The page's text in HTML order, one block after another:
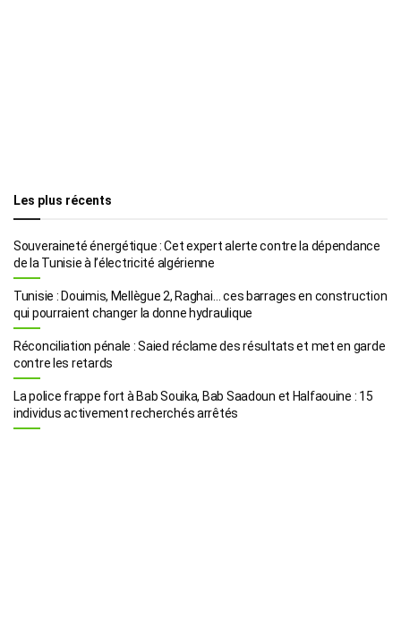
Les plus récents
Souveraineté énergétique : Cet expert alerte contre la dépendance
de la Tunisie à l’électricité algérienne
Tunisie : Douimis, Mellègue 2, Raghai… ces barrages en construction
qui pourraient changer la donne hydraulique
Réconciliation pénale : Saied réclame des résultats et met en garde
contre les retards
La police frappe fort à Bab Souika, Bab Saadoun et Halfaouine : 15
individus activement recherchés arrêtés